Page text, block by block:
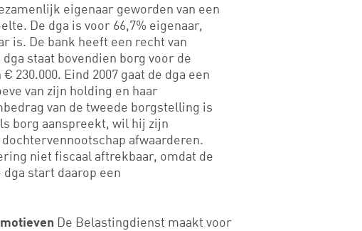
eigenaar geworden van een
De dga is voor 66,7% eigenaar,
is. De bank heeft een recht van
staat bovendien borg voor de
230.000. Eind 2007 gaat de dga een
van zijn holding en haar
van de tweede borgstelling is
borg aanspreekt, wil hij zijn
afwaarderen.
niet fiscaal aftrekbaar, omdat de
start daarop een
De Belastingdienst maakt voor